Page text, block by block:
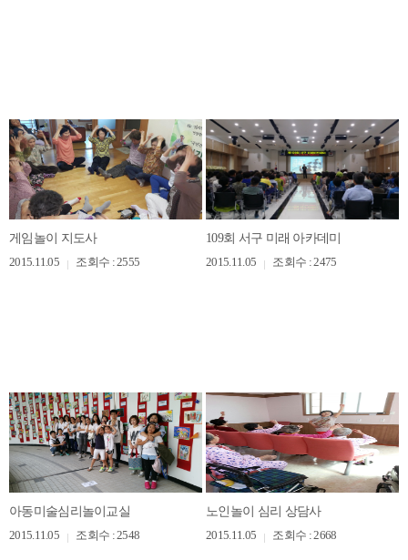
게임놀이 지도사
2015.11.05
조회수 : 2555
109회 서구 미래 아카데미
2015.11.05
조회수 : 2475
아동미술심리놀이교실
2015.11.05
조회수 : 2548
노인놀이 심리 상담사
2015.11.05
조회수 : 2668